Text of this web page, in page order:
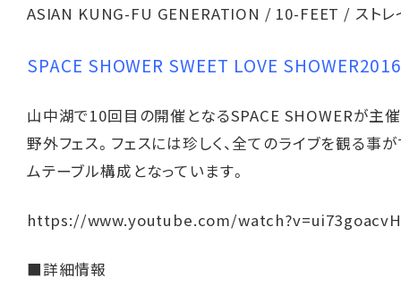
ASIAN KUNG-FU GENERATION / 10-FEET / ストレ
SPACE SHOWER SWEET LOVE
山中湖で10回目の開催となるSPACE SHOWERが主
野外フェス。フェスには珍しく、全てのライブを観る事
ムテーブル構成となっています。
https://www.youtube.com/
■詳細情報